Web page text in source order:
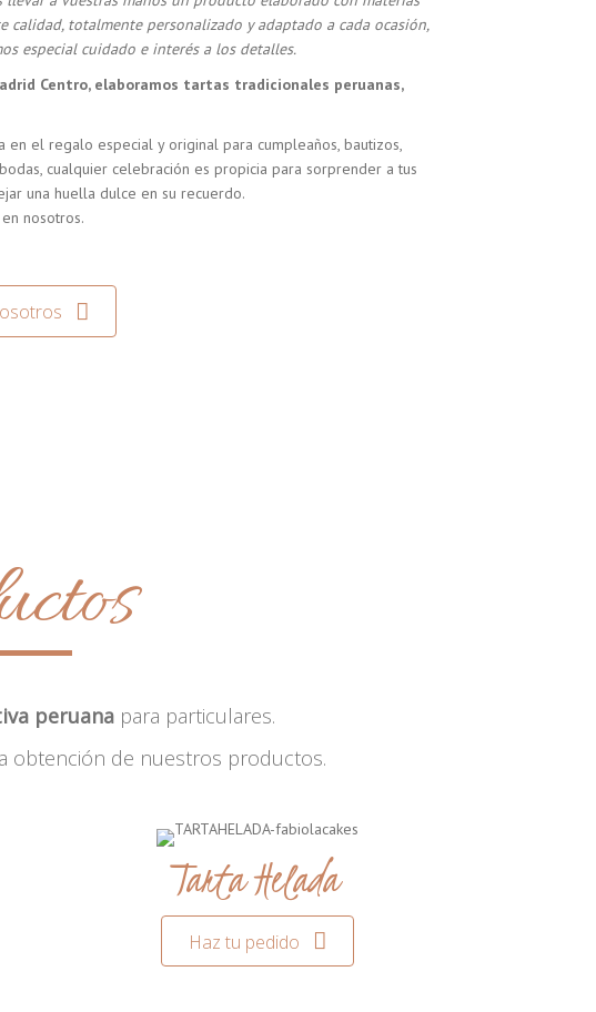
calidad, totalmente personalizado y adaptado a cada ocasión,
especial cuidado e interés a los detalles.
Centro, elaboramos tartas tradicionales peruanas,
en el regalo especial y original para cumpleaños, bautizos,
cualquier celebración es propicia para sorprender a tus
una huella dulce en su recuerdo.
nosotros.
peruana para particulares.
obtención de nuestros productos.
Tarta Helada
Haz tu pedido